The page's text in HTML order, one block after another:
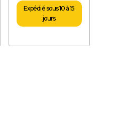
Expédié sous 10 à 15
jours